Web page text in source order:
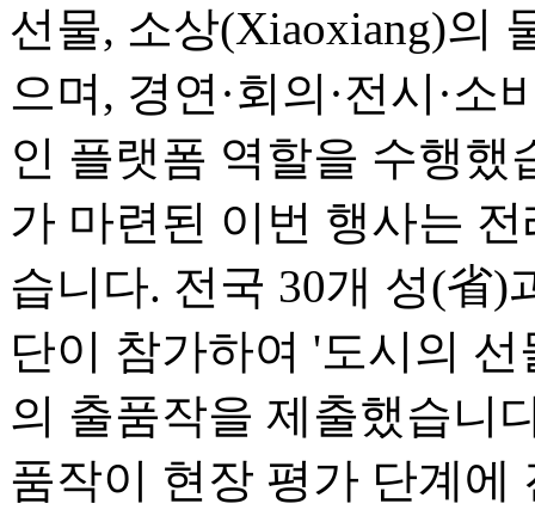
선물, 소상(Xiaoxiang)의
으며, 경연·회의·전시·
인 플랫폼 역할을 수행
가 마련된 이번 행사는
습니다. 전국 30개 성(省)
단이 참가하여 '도시의
의 출품작을 제출했습니
품작이 현장 평가 단계에